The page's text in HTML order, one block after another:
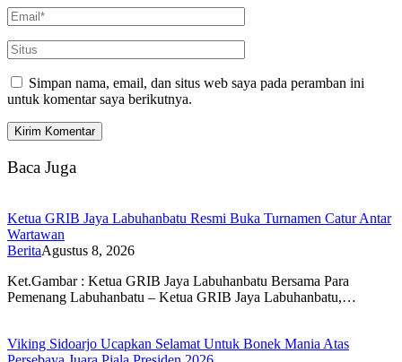
Simpan nama, email, dan situs web saya pada peramban ini
untuk komentar saya berikutnya.
Baca Juga
Ketua GRIB Jaya Labuhanbatu Resmi Buka Turnamen Catur Antar
Wartawan
BeritaAgustus 8, 2026
Ket.Gambar : Ketua GRIB Jaya Labuhanbatu Bersama Para
Pemenang Labuhanbatu – Ketua GRIB Jaya Labuhanbatu,…
Viking Sidoarjo Ucapkan Selamat Untuk Bonek Mania Atas